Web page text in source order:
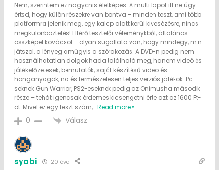
Nem, szerintem ez nagyonis életképes. A multi lapot itt ne úgy
értsd, hogy külön részekre van bontva – minden teszt, ami több
platformra jelenik meg, egy kalap alatt kerül kivesézésre, nincs
megkülönböztetés! Eltérő tesztelői véleménykből, általános
összképet kovácsol – olyan sugallata van, hogy mindegy, min
játszol, a lényeg amúgyis a szórakozás. A DVD-n pedig nem
használhatatlan dolgok hada található meg, hanem videó és
játékelőzetesek, bemutatók, saját készítésű video és
hanganyagok, na és természetesen teljes verziós játékok. Pc-
seknek Gun Warrior, PS2-eseknek pedig az Onimusha második
része – tehát igencsak érdemes kicsengetni érte azt az 1600 Ft-
ot. Mivel ez egy teszt szám,…Read more »
0 Válasz
syabi 20 éve